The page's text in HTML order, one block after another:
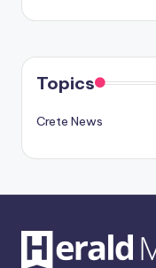
Topics
Crete News